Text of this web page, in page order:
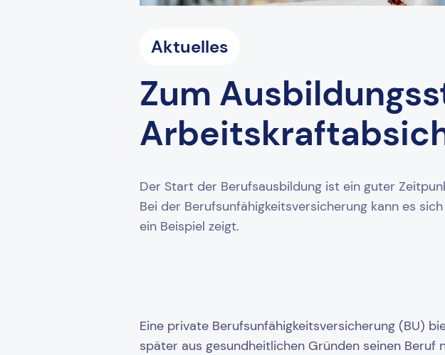
Aktuelles
Zum
Der Start der Berufsausbildung ist ein guter
Bei der Berufsunfähigkeitsversicherung kann es
ein Beispiel zeigt.
Eine private Berufsunfähigkeitsversicherung (BU)
später aus gesundheitlichen Gründen seinen